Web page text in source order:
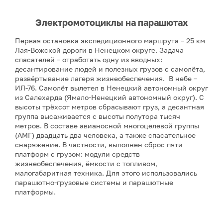
Электромотоциклы на парашютах
Первая остановка экспедиционного маршрута – 25 км
Лая-Вожской дороги в Ненецком округе. Задача
спасателей – отработать одну из вводных:
десантирование людей и полезных грузов с самолёта,
развёртывание лагеря жизнеобеспечения. В небе –
ИЛ-76. Самолёт вылетел в Ненецкий автономный округ
из Салехарда (Ямало-Ненецкий автономный округ). С
высоты трёхсот метров сбрасывают груз, а десантная
группа высаживается с высоты полутора тысяч
метров. В составе авианосной многоцелевой группы
(АМГ) двадцать два человека, а также спасательное
снаряжение. В частности, выполнен сброс пяти
платформ с грузом: модули средств
жизнеобеспечения, ёмкости с топливом,
малогабаритная техника. Для этого использовались
парашютно-грузовые системы и парашютные
платформы.